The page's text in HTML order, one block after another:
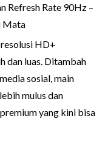
Refresh Rate 90Hz –
Mata
HD+
dan luas. Ditambah
sosial, main
mulus dan
yang kini bisa